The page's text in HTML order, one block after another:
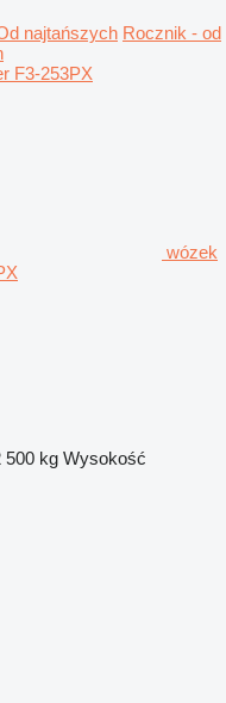
najtańszych Rocznik - od
wózek
500 kg Wysokość